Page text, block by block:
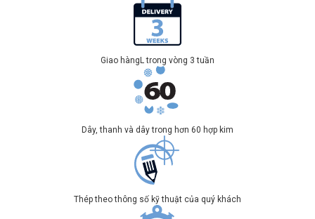
Giao hàngL trong vòng 3 tuần
Dây, thanh và dây trong hơn 60 hợp kim
Thép theo thông số kỹ thuật của quý khách